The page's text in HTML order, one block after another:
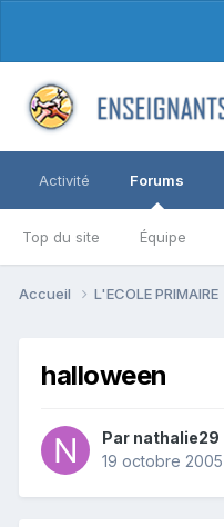
Activité Forums
Top du site Équipe
Accueil L'ECOLE PRIMAIRE
halloween
Par nathalie29
19 octobre 2005